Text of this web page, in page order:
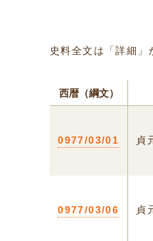
史料全文は「詳細
西暦（綱文）
0977/03/01 貞
0977/03/06 貞